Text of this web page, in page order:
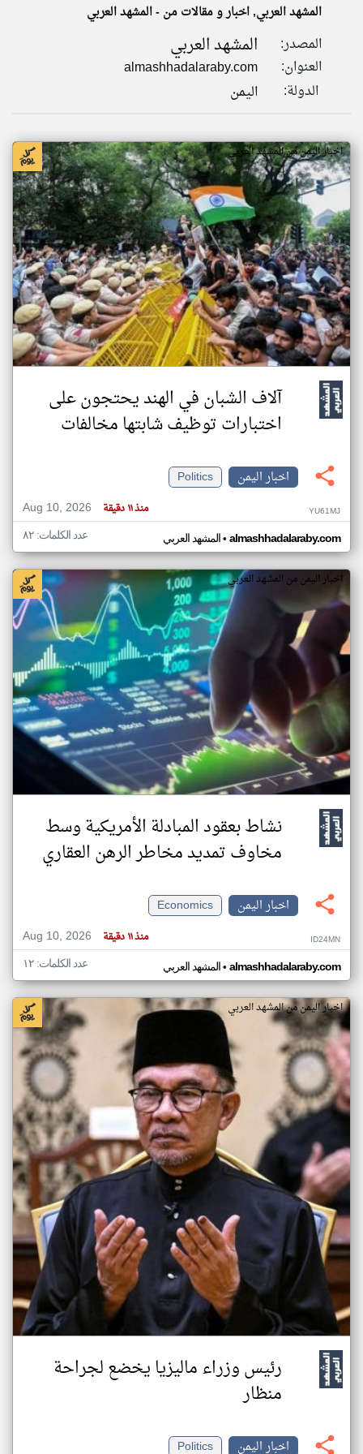
تغيير الدولة
المشهد العربي, اخبار و مقالات من - المشهد العربي
المصدر: المشهد العربي
العنوان:
almashhadalaraby.com
الدولة:
اليمن
اخبار اليمن من المشهد العربي
آلاف الشبان في الهند يحتجون على
اختبارات توظيف شابتها مخالفات
اخبار اليمن
Politics
Aug 10, 2026
منذ ١١ دقيقة YU61MJ
المشهد العربي• almashhadalaraby.com عدد الكلمات: ٨٢
اخبار اليمن من المشهد العربي
نشاط بعقود المبادلة الأمريكية وسط
مخاوف تمديد مخاطر الرهن العقاري
اخبار اليمن
Economics
Aug 10, 2026
منذ ١١ دقيقة ID24MN
المشهد العربي• almashhadalaraby.com عدد الكلمات: ١٢
اخبار اليمن من المشهد العربي
رئيس وزراء ماليزيا يخضع لجراحة
منظار
اخبار اليمن Politics
klyoum.com